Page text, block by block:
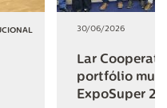
30/06/2026
Lar
portfólio
ExpoSuper